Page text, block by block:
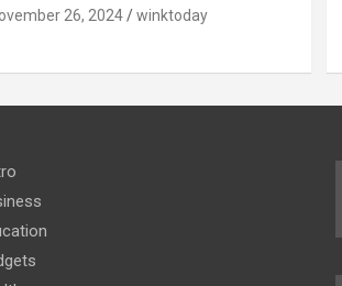
26, 2024 winktoday